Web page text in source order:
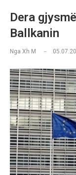
Dera
Ballkanin
Nga Xh M